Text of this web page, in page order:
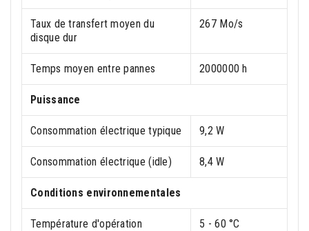
Taux de transfert moyen du
disque dur
267 Mo/s
Temps moyen entre pannes 2000000 h
Puissance
Consommation électrique typique 9,2 W
Consommation électrique (idle) 8,4 W
Conditions environnementales
Température d'opération 5 - 60 °C